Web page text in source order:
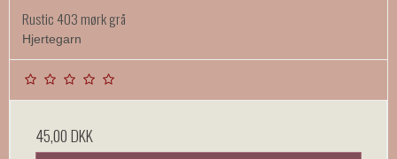
Rustic 403 mørk grå
Hjertegarn
45,00 DKK